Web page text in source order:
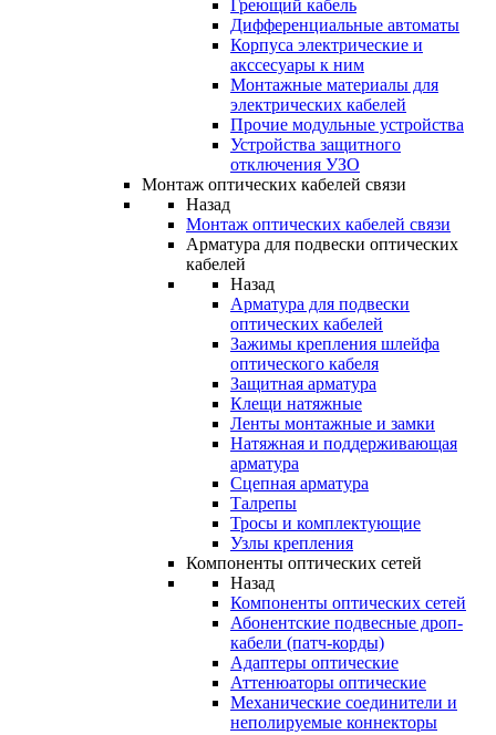
Греющий кабель
Дифференциальные автоматы
Корпуса электрические и
акссесуары к ним
Монтажные материалы для
электрических кабелей
Прочие модульные устройства
Устройства защитного
отключения УЗО
Монтаж оптических кабелей связи
Назад
Монтаж оптических кабелей связи
Арматура для подвески оптических
кабелей
Назад
Арматура для подвески
оптических кабелей
Зажимы крепления шлейфа
оптического кабеля
Защитная арматура
Клещи натяжные
Ленты монтажные и замки
Натяжная и поддерживающая
арматура
Сцепная арматура
Талрепы
Тросы и комплектующие
Узлы крепления
Компоненты оптических сетей
Назад
Компоненты оптических сетей
Абонентские подвесные дроп-
кабели (патч-корды)
Адаптеры оптические
Аттенюаторы оптические
Механические соединители и
неполируемые коннекторы